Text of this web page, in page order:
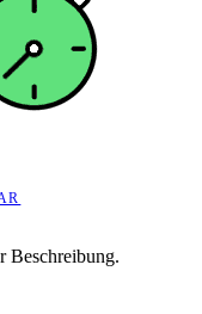
Beschreibung.